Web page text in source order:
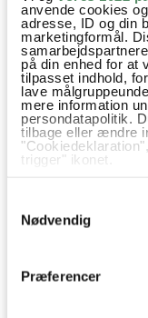
anvende cookies
adresse, ID og din
marketingformål.
på din enhed for at
tilpasset indhold,
lave
mere information
persondatapolitik.
tilbage eller ændre
trigger" ikonet.
Indsamle
der kan være
Identificere
Nødvendig
Præferencer
Røget paprika
Persille
SPØRGSMÅL
Du kan måske finde
hvis det allerede er